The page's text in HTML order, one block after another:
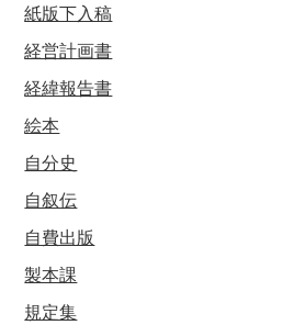
紙版下入稿
経営計画書
経緯報告書
絵本
自分史
自叙伝
自費出版
製本課
規定集